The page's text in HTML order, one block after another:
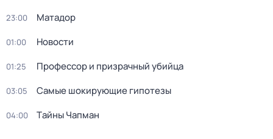
23:00 Матадор
01:00 Новости
01:25 Профессор и призрачный убийца
03:05 Самые шoкиpующие гипотезы
04:00 Тaйны Чапман